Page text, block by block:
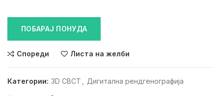
ПОБАРАЈ ПОНУДА
Спореди Листа на желби
Категории: 3D CBCT Дигитална рендгенографија